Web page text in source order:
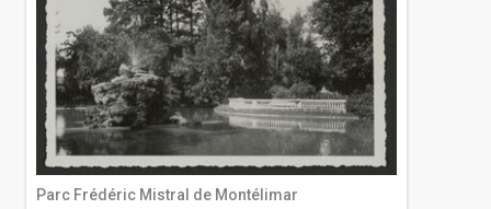
Parc Frédéric Mistral de Montélimar